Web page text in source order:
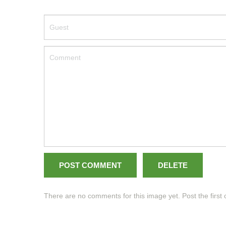
POST COMMENT DELETE
There are no comments for this image yet. Post the first